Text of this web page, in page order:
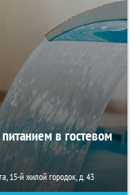
в гостевом
15-й жилой городок, д. 43